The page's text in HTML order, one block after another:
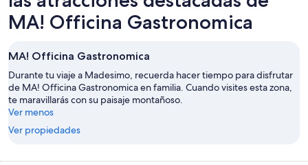
MA! Officina Gastronomica
MA! Officina Gastronomica
Durante tu viaje a Madesimo, recuerda hacer tiempo para disfrutar
de MA! Officina Gastronomica en familia. Cuando visites esta zona,
te maravillarás con su paisaje montañoso.
Ver menos
Ver propiedades